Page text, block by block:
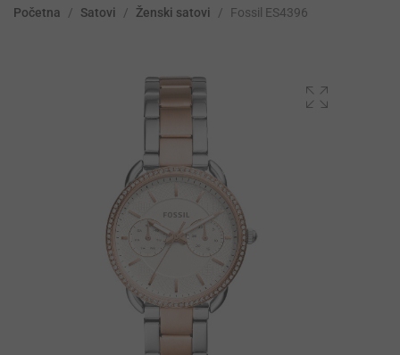
Početna / Satovi / Ženski satovi / Fossil ES4396